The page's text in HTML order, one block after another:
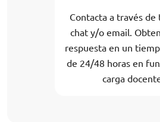
Contacta a través de
chat y/o email.
respuesta en un
de 24/48 horas en
carga